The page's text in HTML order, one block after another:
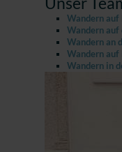
Wandern auf
Wandern auf
Wandern an
Wandern
Wandern in